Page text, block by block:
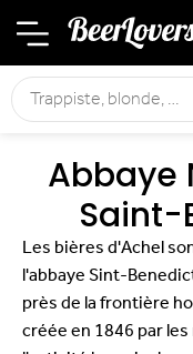
Abbaye
Saint-
Les bières d'Achel
l'abbaye Sint-
près de la frontière
créée en 1846 par